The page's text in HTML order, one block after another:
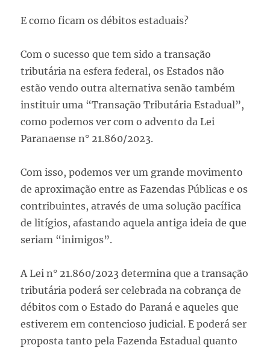
E como ficam os débitos estaduais?
Com o sucesso que tem sido a transação
tributária na esfera federal, os Estados não
estão vendo outra alternativa senão também
instituir uma “Transação Tributária Estadual”,
como podemos ver com o advento da Lei
Paranaense n° 21.860/2023.
Com isso, podemos ver um grande movimento
de aproximação entre as Fazendas Públicas e os
contribuintes, através de uma solução pacífica
de litígios, afastando aquela antiga ideia de que
seriam “inimigos”.
A Lei n° 21.860/2023 determina que a transação
tributária poderá ser celebrada na cobrança de
débitos com o Estado do Paraná e aqueles que
estiverem em contencioso judicial. E poderá ser
proposta tanto pela Fazenda Estadual quanto